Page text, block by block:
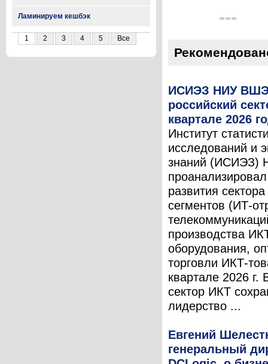
Ламинируем кешбэк
1 2 3 4 5 Все
ИСИЭЗ НИУ
российский
квартале 2026
Институт
исследований и
знаний (ИСИЭЗ)
развития
сегментов (ИТ-
производства
оборудования,
торговли ИКТ-
квартале 2026 г.
сектор ИКТ
лидерство ...
Евгений
генеральный